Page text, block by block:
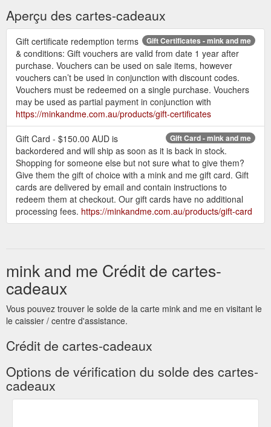
Aperçu des cartes-cadeaux
Gift Certificates - mink and me
Gift certificate redemption terms
& conditions: Gift vouchers are valid from date 1 year after
purchase. Vouchers can be used on sale items, however
vouchers can’t be used in conjunction with discount codes.
Vouchers must be redeemed on a single purchase. Vouchers
may be used as partial payment in conjunction with
https://minkandme.com.au/products/gift-certificates
Gift Card - mink and me
Gift Card - $150.00 AUD is
backordered and will ship as soon as it is back in stock.
Shopping for someone else but not sure what to give them?
Give them the gift of choice with a mink and me gift card. Gift
cards are delivered by email and contain instructions to
redeem them at checkout. Our gift cards have no additional
processing fees. https://minkandme.com.au/products/gift-card
mink and me Crédit de cartes-
cadeaux
Vous pouvez trouver le solde de la carte mink and me en visitant le
le caissier / centre d'assistance.
Crédit de cartes-cadeaux
Options de vérification du solde des cartes-
cadeaux